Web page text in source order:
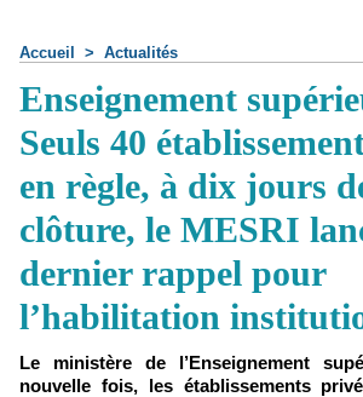
Accueil > Actualités
Enseignement
Seuls 40
en règle, à dix jours
clôture, le MESRI
dernier rappel pour
l’habilitation
Le ministère de l’Enseignement
nouvelle fois, les établissements